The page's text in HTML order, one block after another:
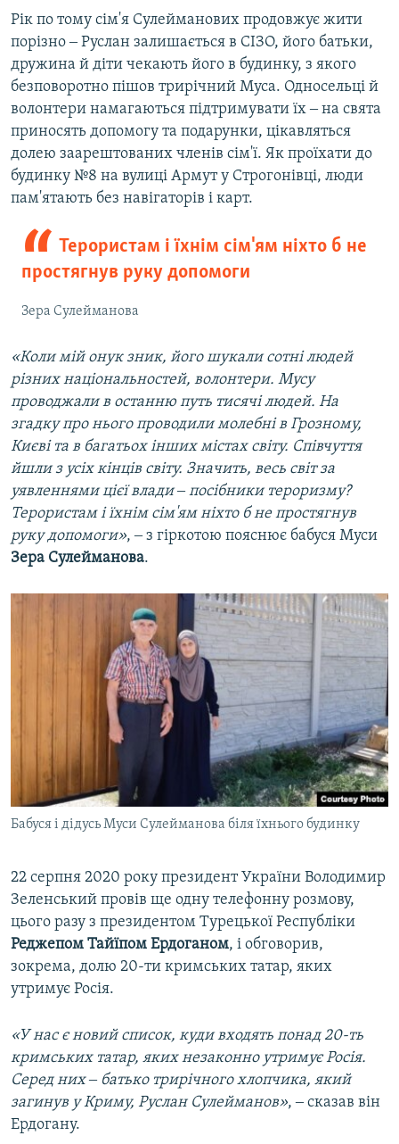
720p 1080p
720p
1080p
Рік по тому сім'я Сулейманових продовжує жити
порізно ‒ Руслан залишається в СІЗО, його батьки,
дружина й діти чекають його в будинку, з якого
безповоротно пішов трирічний Муса. Односельці й
волонтери намагаються підтримувати їх ‒ на свята
приносять допомогу та подарунки, цікавляться
долею заарештованих членів сім'ї. Як проїхати до
будинку №8 на вулиці Армут у Строгонівці, люди
пам'ятають без навігаторів і карт.
Терористам і їхнім сім'ям ніхто б не
простягнув руку допомоги
Зера Сулейманова
«Коли мій онук зник, його шукали сотні людей
різних національностей, волонтери. Мусу
проводжали в останню путь тисячі людей. На
згадку про нього проводили молебні в Грозному,
Києві та в багатьох інших містах світу. Співчуття
йшли з усіх кінців світу. Значить, весь світ за
уявленнями цієї влади ‒ посібники тероризму?
Терористам і їхнім сім'ям ніхто б не простягнув
руку допомоги», ‒ з гіркотою пояснює бабуся Муси
Зера Сулейманова.​
Бабуся і дідусь Муси Сулейманова біля їхнього будинку
22 серпня 2020 року президент України Володимир
Зеленський провів ще одну телефонну розмову,
цього разу з президентом Турецької Республіки
Реджепом Тайїпом Ердоганом, і обговорив,
зокрема, долю 20-ти кримських татар, яких
утримує Росія.
«У нас є новий список, куди входять понад 20-ть
кримських татар, яких незаконно утримує Росія.
Серед них ‒ батько трирічного хлопчика, який
загинув у Криму, Руслан Сулейманов», ‒ сказав він
Ердогану.